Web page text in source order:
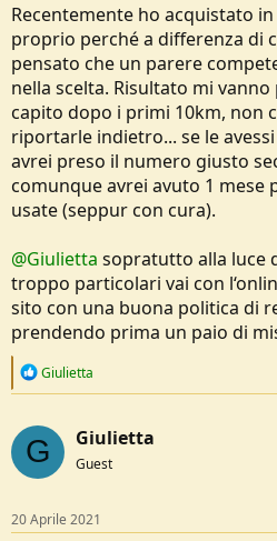
Recentemente ho acquistato
proprio perché a differenza di
pensato che un parere
nella scelta. Risultato mi
capito dopo i primi 10km, non
riportarle indietro... se le
avrei preso il numero giusto
comunque avrei avuto 1 mese
usate (seppur con cura).
@Giulietta sopratutto alla luce
troppo particolari vai con
sito con una buona politica di
prendendo prima un paio di
R
c
t
i
o
s
:
Giulietta
G Giulietta
Guest
20 Aprile 2021